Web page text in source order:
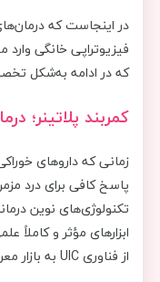
در اینجاست که
فیزیوتراپی خانگی
که در ادامه به‌شکل
کمربند پلاتینر؛
زمانی که داروهای
پاسخ کافی برای درد
تکنولوژی‌های نوین
ابزارهای مؤثر و کاملاً
از فناوری UIC به بازار معرفی شده.